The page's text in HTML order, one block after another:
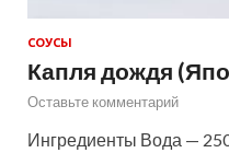
СОУСЫ
Капля дождя
Оставьте комментарий
Ингредиенты Вода —